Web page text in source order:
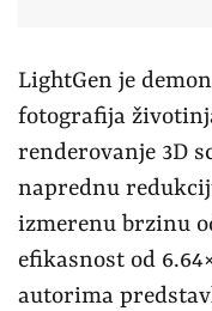
LightGen je
fotografija
renderovanje 3D
naprednu
izmerenu brzinu
efikasnost od
autorima